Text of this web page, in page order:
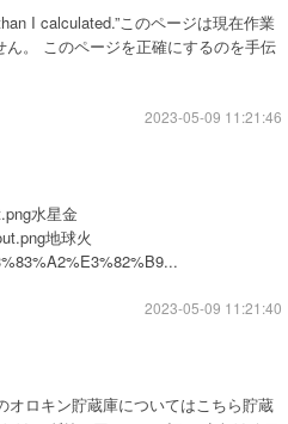
I calculated.”このページは現在作業
。 このページを正確にするのを手伝
2023-05-09 11:21:46
水星金
地球火
2023-05-09 11:21:40
ロキン貯蔵庫についてはこちら貯蔵